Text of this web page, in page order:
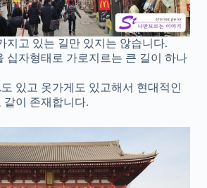
지고 있는 길만 있지는 않습니다.
십자형태로 가로지르는 큰 길이 하나
도 있고 옷가게도 있고해서 현대적인
같이 존재합니다.